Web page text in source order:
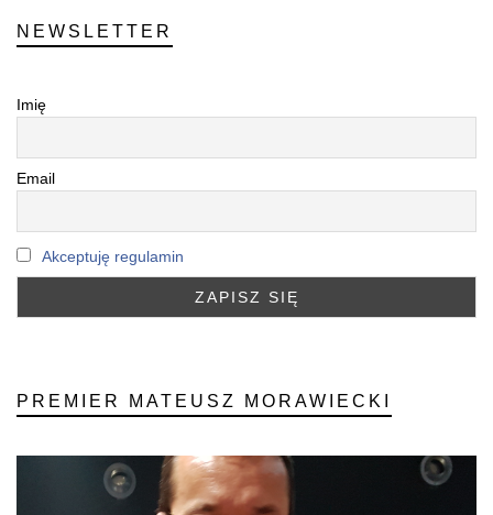
NEWSLETTER
Imię
Email
Akceptuję regulamin
PREMIER MATEUSZ MORAWIECKI